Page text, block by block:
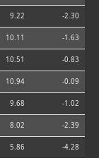
9.22 -2.30
10.11 -1.63
10.51 -0.83
10.94 -0.09
9.68 -1.02
8.02 -2.39
5.86 -4.28